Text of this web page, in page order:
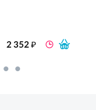
2 352₽